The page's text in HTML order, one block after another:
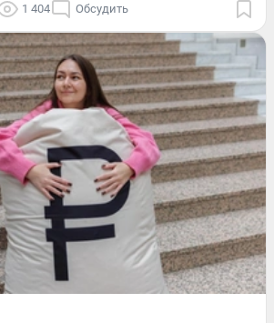
1 404 Обсудить